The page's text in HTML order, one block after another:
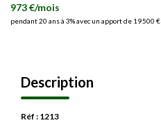
973 €/mois
pendant 20 ans à 3% avec un apport de 19 500 €
Description
Réf : 1213